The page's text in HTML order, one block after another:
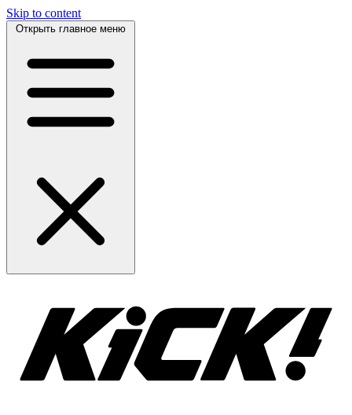
Skip to content
Открыть главное меню